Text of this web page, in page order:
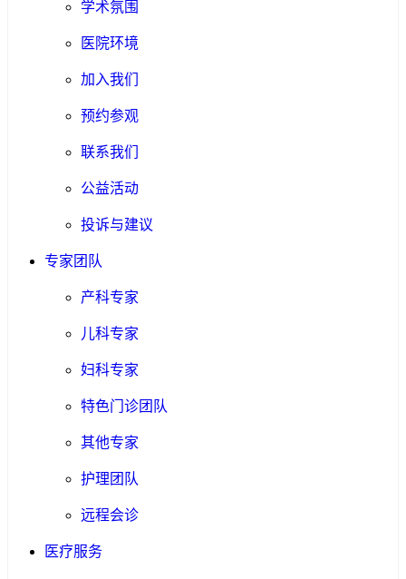
学术氛围
医院环境
加入我们
预约参观
联系我们
公益活动
投诉与建议
专家团队
产科专家
儿科专家
妇科专家
特色门诊团队
其他专家
护理团队
远程会诊
医疗服务